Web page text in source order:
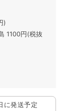
)
1100円(税抜
に発送予定